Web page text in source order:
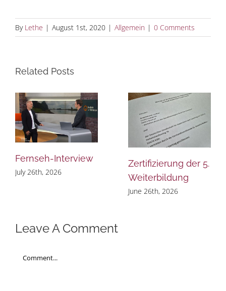
By Lethe | August 1st, 2020 | Allgemein | 0 Comments
Related Posts
Fernseh-Interview
July 26th, 2026
Zertifizierung der 5.
Weiterbildung
June 26th, 2026
Leave A Comment
Comment